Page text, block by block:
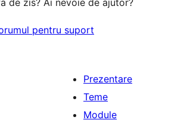
de zis? Ai nevoie de ajutor?
pentru suport
Prezentare
Teme
Module